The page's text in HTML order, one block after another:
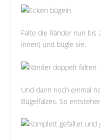
Falte die Ränder nun bis
innen) und bügle sie.
Und dann noch einmal
Bügelfalzes. So